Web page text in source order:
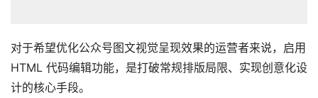
对于希望优化公众号图文视觉呈现效果的运营者来说，启用
HTML 代码编辑功能，是打破常规排版局限、实现创意化设
计的核心手段。